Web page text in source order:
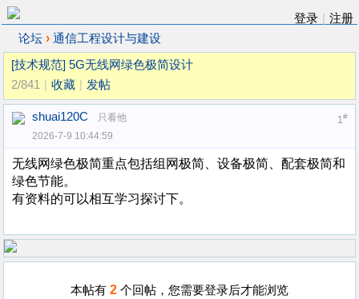
登录
注册
论坛 › 通信工程设计与建设
[技术规范] 5G无线网绿色极简设计
2/841
收藏 发帖
1#
shuai120C
只看他
2026-7-9 10:44:59
无线网绿色极简重点包括组网极简、设备极简、配套极简和
绿色节能。
有资料的可以相互学习探讨下。
本帖有 2 个回帖，您需要登录后才能浏览